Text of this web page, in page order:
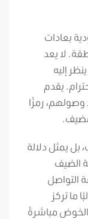
بعادات
لا يعد
إليه
يقدم
وصولهم، رمزًا
بل يمثل دلالة
الضيف
التواصل
ما تركز
الخوض مباشرةً